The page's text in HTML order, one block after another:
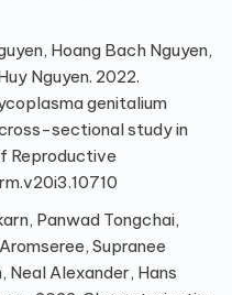
Hoang Bach Nguyen,
Nguyen. 2022.
genitalium
sectional study in
Reproductive
Panwad Tongchai,
Supranee
Neal Alexander, Hans